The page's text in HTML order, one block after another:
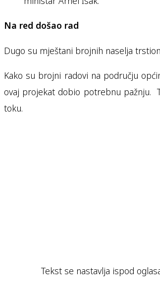
Na red došao rad
Dugo su mještani brojnih naselja
Kako su brojni radovi na području
ovaj projekat dobio potrebnu pažnju.
toku.
Tekst se nastavlja ispod